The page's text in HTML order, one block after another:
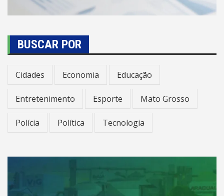
BUSCAR POR
Cidades Economia Educação
Entretenimento Esporte Mato Grosso
Polícia Política Tecnologia